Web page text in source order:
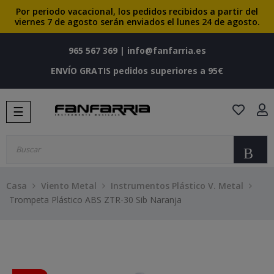
Por periodo vacacional, los pedidos recibidos a partir del
viernes 7 de agosto serán enviados el lunes 24 de agosto.
965 567 369| info@fanfarria.es
ENVÍO GRATIS pedidos superiores a 95€
Navegación
de
☰
Casa Viento Metal
Instrumentos Plástico V. Metal
Trompeta Plástico ABS ZTR-30 Sib Naranja